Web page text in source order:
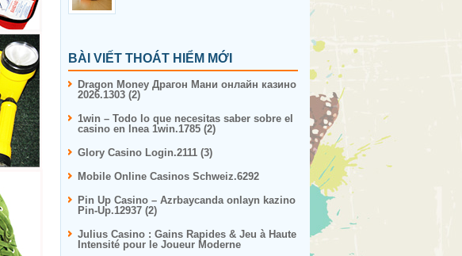
BÀI VIẾT THOÁT HIỂM MỚI
Dragon Money Драгон Мани онлайн казино
2026.1303 (2)
1win – Todo lo que necesitas saber sobre el
casino en lnea 1win.1785 (2)
Glory Casino Login.2111 (3)
Mobile Online Casinos Schweiz.6292
Pin Up Casino – Azrbaycanda onlayn kazino
Pin-Up.12937 (2)
Julius Casino : Gains Rapides & Jeu à Haute
Intensité pour le Joueur Moderne